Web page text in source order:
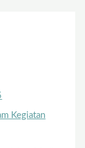
Kegiatan